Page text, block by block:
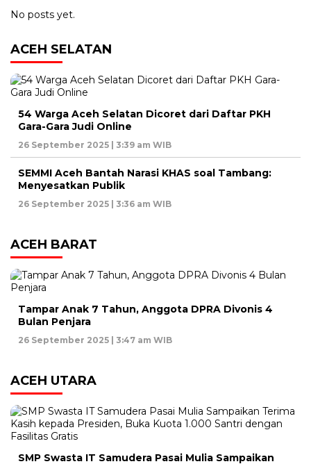
No posts yet.
ACEH SELATAN
54 Warga Aceh Selatan Dicoret dari Daftar PKH
Gara-Gara Judi Online
26 September 2025 | 3:39 am WIB
SEMMI Aceh Bantah Narasi KHAS soal Tambang:
Menyesatkan Publik
26 September 2025 | 3:36 am WIB
ACEH BARAT
Tampar Anak 7 Tahun, Anggota DPRA Divonis 4
Bulan Penjara
26 September 2025 | 3:47 am WIB
ACEH UTARA
SMP Swasta IT Samudera Pasai Mulia Sampaikan